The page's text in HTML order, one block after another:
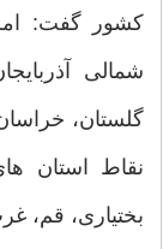
کشور گفت:
شمالی
گلستان،
نقاط استان
بختیاری، قم،